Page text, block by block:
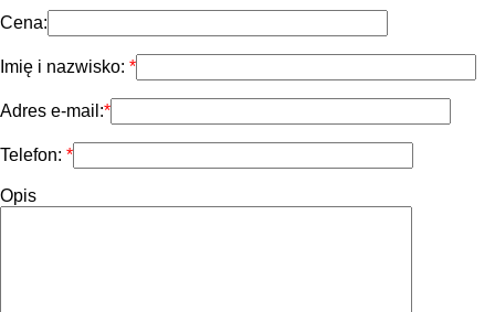
Cena:
Imię i nazwisko:
Adres e-mail:
Telefon:
Opis